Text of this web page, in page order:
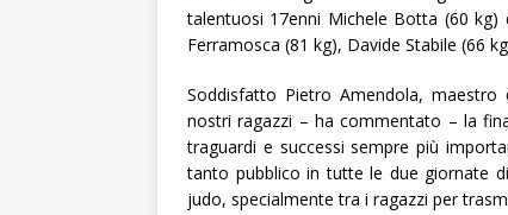
talentuosi 17enni Michele Botta (60
Ferramosca (81 kg), Davide Stabile (66
Soddisfatto Pietro Amendola,
nostri ragazzi – ha commentato – la
traguardi e successi sempre più
tanto pubblico in tutte le due giornate
judo, specialmente tra i ragazzi per